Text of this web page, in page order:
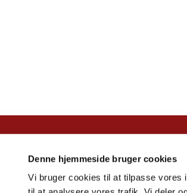
Denne hjemmeside bruger cookies
Vi bruger cookies til at tilpasse vores